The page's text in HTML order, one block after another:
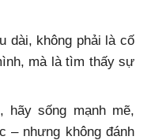
dài, không phải là cố
mà là tìm thấy sự
hãy sống mạnh mẽ,
– nhưng không đánh